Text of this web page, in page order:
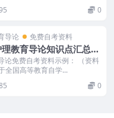
0
导论 免费自考资料
教育导论知识点汇总免
论免费自考资料示例： （资料
全国高等教育自学...
0